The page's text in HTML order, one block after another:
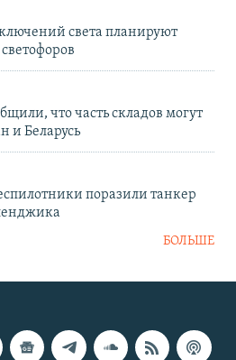
света планируют
что часть складов могут
и Беларусь
поразили танкер
БОЛЬШЕ